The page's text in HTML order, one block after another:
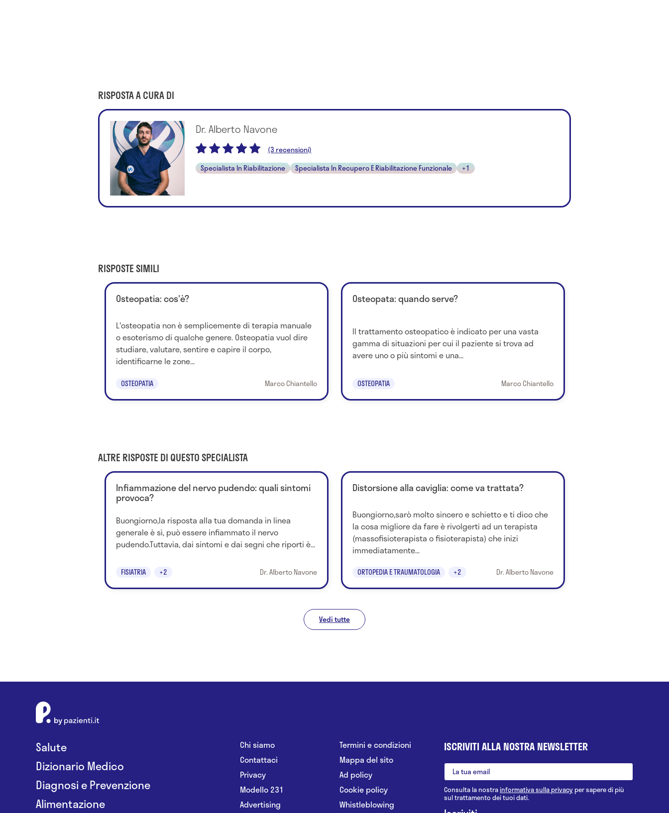
RISPOSTA A CURA DI
Dr. Alberto Navone
(3 recensioni)
Specialista In Riabilitazione
Specialista In Recupero E Riabilitazione Funzionale +1
RISPOSTE SIMILI
Osteopatia: cos'è?
L'osteopatia non è semplicemente di terapia manuale
o esoterismo di qualche genere. Osteopatia vuol dire
studiare, valutare, sentire e capire il corpo,
identificarne le zone...
OSTEOPATIA Marco Chiantello
Osteopata: quando serve?
Il trattamento osteopatico è indicato per una vasta
gamma di situazioni per cui il paziente si trova ad
avere uno o più sintomi e una...
OSTEOPATIA Marco Chiantello
ALTRE RISPOSTE DI QUESTO SPECIALISTA
Infiammazione del nervo pudendo: quali sintomi
provoca?
Buongiorno,la risposta alla tua domanda in linea
generale è sì, può essere infiammato il nervo
pudendo.Tuttavia, dai sintomi e dai segni che riporti è...
FISIATRIA +2 Dr. Alberto Navone
Distorsione alla caviglia: come va trattata?
Buongiorno,sarò molto sincero e schietto e ti dico che
la cosa migliore da fare è rivolgerti ad un terapista
(massofisioterapista o fisioterapista) che inizi
immediatamente...
ORTOPEDIA E TRAUMATOLOGIA +2 Dr. Alberto Navone
Vedi tutte
Salute
Dizionario Medico
Diagnosi e Prevenzione
Alimentazione
Chi siamo
Contattaci
Privacy
Modello 231
Advertising
Termini e condizioni
Mappa del sito
Ad policy
Cookie policy
Whistleblowing
ISCRIVITI ALLA NOSTRA NEWSLETTER
Consulta la nostrainformativa sulla privacy per sapere di più
sul trattamento dei tuoi dati.